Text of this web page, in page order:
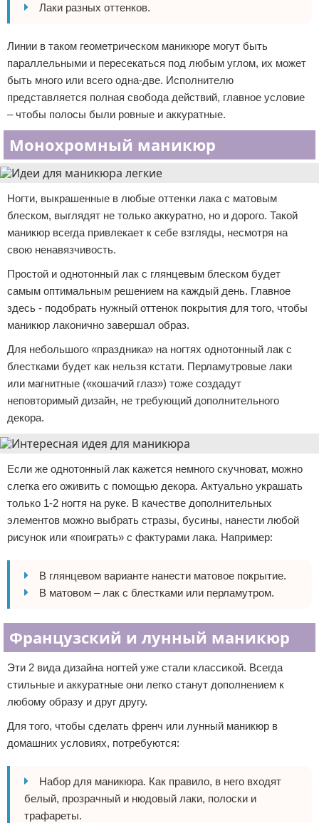
Лаки разных оттенков.
Линии в таком геометрическом маникюре могут быть
параллельными и пересекаться под любым углом, их может
быть много или всего одна-две. Исполнителю
представляется полная свобода действий, главное условие
– чтобы полосы были ровные и аккуратные.
Монохромный маникюр
Ногти, выкрашенные в любые оттенки лака с матовым
блеском, выглядят не только аккуратно, но и дорого. Такой
маникюр всегда привлекает к себе взгляды, несмотря на
свою ненавязчивость.
Простой и однотонный лак с глянцевым блеском будет
самым оптимальным решением на каждый день. Главное
здесь - подобрать нужный оттенок покрытия для того, чтобы
маникюр лаконично завершал образ.
Для небольшого «праздника» на ногтях однотонный лак с
блестками будет как нельзя кстати. Перламутровые лаки
или магнитные («кошачий глаз») тоже создадут
неповторимый дизайн, не требующий дополнительного
декора.
Если же однотонный лак кажется немного скучноват, можно
слегка его оживить с помощью декора. Актуально украшать
только 1-2 ногтя на руке. В качестве дополнительных
элементов можно выбрать стразы, бусины, нанести любой
рисунок или «поиграть» с фактурами лака. Например:
В глянцевом варианте нанести матовое покрытие.
В матовом – лак с блестками или перламутром.
Французский и лунный маникюр
Эти 2 вида дизайна ногтей уже стали классикой. Всегда
стильные и аккуратные они легко станут дополнением к
любому образу и друг другу.
Для того, чтобы сделать френч или лунный маникюр в
домашних условиях, потребуются:
Набор для маникюра. Как правило, в него входят
белый, прозрачный и нюдовый лаки, полоски и
трафареты.